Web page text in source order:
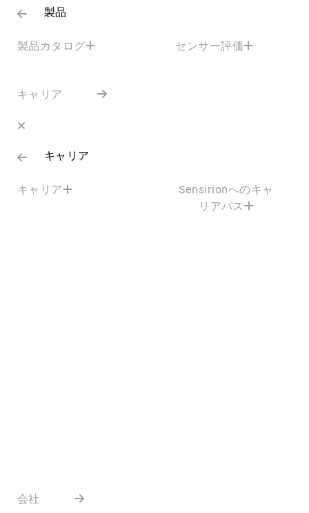
製品
製品カタログ センサー評価
キャリア
キャリア
キャリア
Sensirionへのキャ
リアパス
会社